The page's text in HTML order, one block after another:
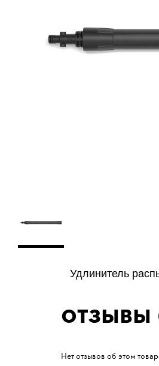
Удлинитель
Отзывы
Нет отзывов об этом